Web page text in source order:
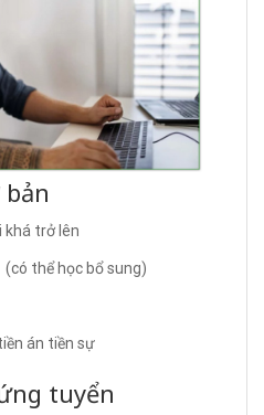
bản
khá trở lên
thể học bổ sung)
án tiền sự
tuyển